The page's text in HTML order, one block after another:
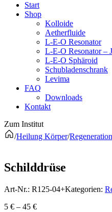
Start
Shop
Kolloide
Aetherfluide
L-E-O Resonator
L-E-O Resonator –
L-E-O Sphäroid
Schubladenschrank
Levima
FAQ
Downloads
Kontakt
Zum Institut
/Heilung Körper/
Schilddrüse
Art-Nr.: R125-04+Kategorien:
5 € – 45 €